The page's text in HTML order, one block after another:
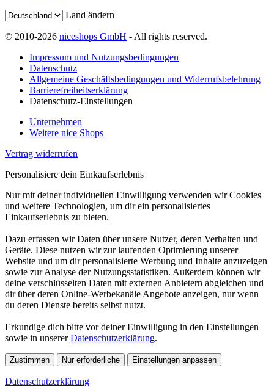
Land ändern
© 2010-2026 niceshops GmbH - All rights reserved.
Impressum und Nutzungsbedingungen
Datenschutz
Allgemeine Geschäftsbedingungen und Widerrufsbelehrung
Barrierefreiheitserklärung
Datenschutz-Einstellungen
Unternehmen
Weitere nice Shops
Vertrag widerrufen
Personalisiere dein Einkaufserlebnis
Nur mit deiner individuellen Einwilligung verwenden wir Cookies
und weitere Technologien, um dir ein personalisiertes
Einkaufserlebnis zu bieten.
Dazu erfassen wir Daten über unsere Nutzer, deren Verhalten und
Geräte. Diese nutzen wir zur laufenden Optimierung unserer
Website und um dir personalisierte Werbung und Inhalte anzuzeigen
sowie zur Analyse der Nutzungsstatistiken. Außerdem können wir
deine verschlüsselten Daten mit externen Anbietern abgleichen und
dir über deren Online-Werbekanäle Angebote anzeigen, nur wenn
du deren Dienste bereits selbst nutzt.
Erkundige dich bitte vor deiner Einwilligung in den Einstellungen
sowie in unsererDatenschutzerklärung.
Zustimmen Nur erforderliche Einstellungen anpassen
Datenschutzerklärung